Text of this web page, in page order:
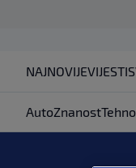
NAJNOVIJEVIJESTI
AutoZnanost